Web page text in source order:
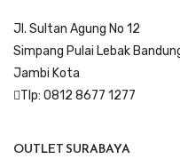
Jl. Sultan Agung No 12
Simpang Pulai Lebak
Jambi Kota
Tlp: 0812 8677 1277
OUTLET SURABAYA